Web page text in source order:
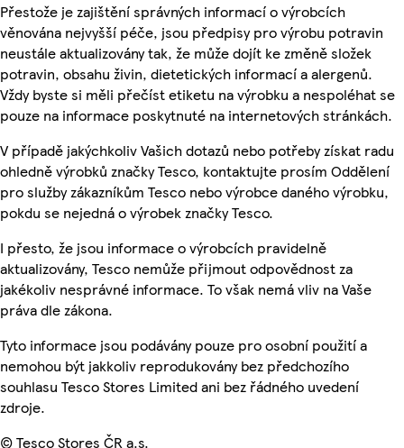
Přestože je zajištění správných informací o výrobcích
věnována nejvyšší péče, jsou předpisy pro výrobu potravin
neustále aktualizovány tak, že může dojít ke změně složek
potravin, obsahu živin, dietetických informací a alergenů.
Vždy byste si měli přečíst etiketu na výrobku a nespoléhat se
pouze na informace poskytnuté na internetových stránkách.
V případě jakýchkoliv Vašich dotazů nebo potřeby získat radu
ohledně výrobků značky Tesco, kontaktujte prosím Oddělení
pro služby zákazníkům Tesco nebo výrobce daného výrobku,
pokdu se nejedná o výrobek značky Tesco.
I přesto, že jsou informace o výrobcích pravidelně
aktualizovány, Tesco nemůže přijmout odpovědnost za
jakékoliv nesprávné informace. To však nemá vliv na Vaše
práva dle zákona.
Tyto informace jsou podávány pouze pro osobní použití a
nemohou být jakkoliv reprodukovány bez předchozího
souhlasu Tesco Stores Limited ani bez řádného uvedení
zdroje.
© Tesco Stores ČR a.s.